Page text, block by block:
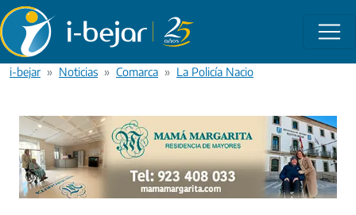
Pasar al contenido principal
i-bejar Noticias Comarca La Policía Nacional presenta la